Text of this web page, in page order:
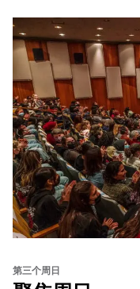
第三个周日